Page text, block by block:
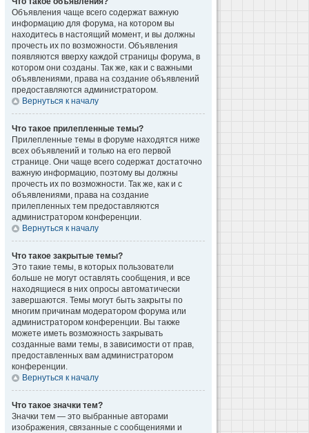
Объявления чаще всего содержат важную
информацию для форума, на котором вы
находитесь в настоящий момент, и вы должны
прочесть их по возможности. Объявления
появляются вверху каждой страницы форума, в
котором они созданы. Так же, как и с важными
объявлениями, права на создание объявлений
предоставляются администратором.
Вернуться к началу
Что такое прилепленные темы?
Прилепленные темы в форуме находятся ниже
всех объявлений и только на его первой
странице. Они чаще всего содержат достаточно
важную информацию, поэтому вы должны
прочесть их по возможности. Так же, как и с
объявлениями, права на создание
прилепленных тем предоставляются
администратором конференции.
Вернуться к началу
Что такое закрытые темы?
Это такие темы, в которых пользователи
больше не могут оставлять сообщения, и все
находящиеся в них опросы автоматически
завершаются. Темы могут быть закрыты по
многим причинам модератором форума или
администратором конференции. Вы также
можете иметь возможность закрывать
созданные вами темы, в зависимости от прав,
предоставленных вам администратором
конференции.
Вернуться к началу
Что такое значки тем?
Значки тем — это выбранные авторами
изображения, связанные с сообщениями и